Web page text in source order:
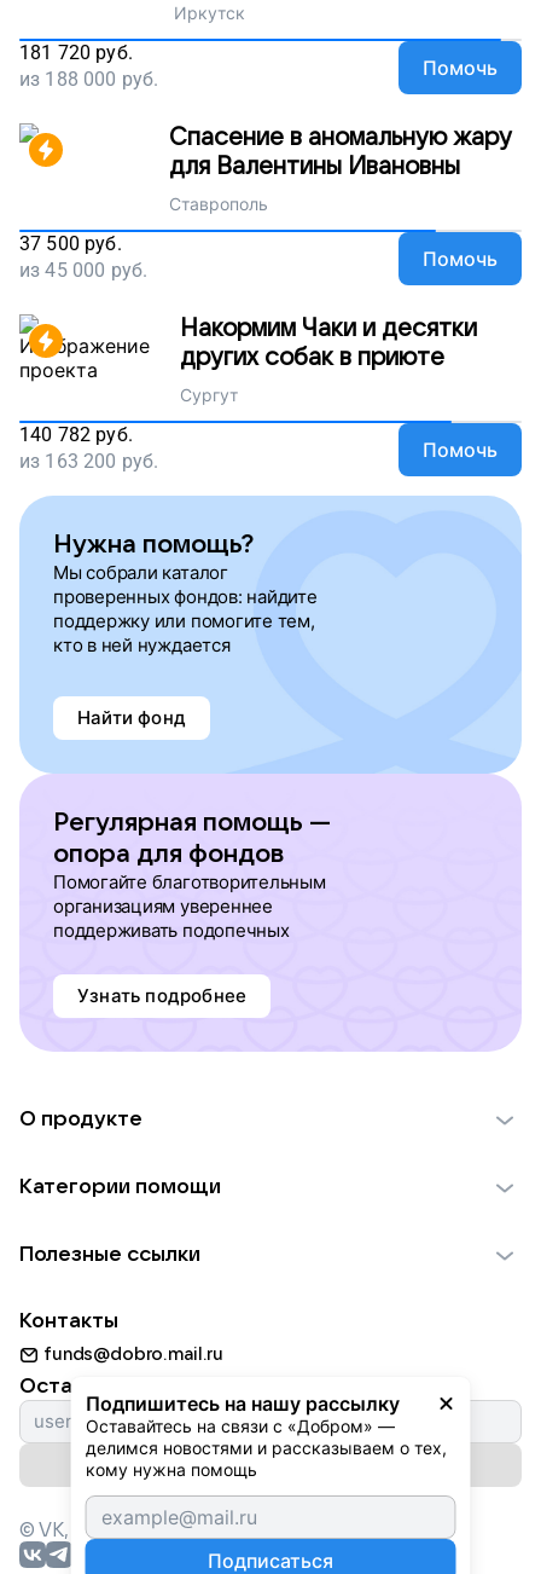
Иркутск
181 720 руб.
из 188 000 руб. Помочь
Спасение в аномальную жару
для Валентины Ивановны
Ставрополь
37 500 руб.
из45 000 руб. Помочь
Накормим Чаки и десятки
других собак в приюте
Сургут
140 782 руб.
из 163 200 руб. Помочь
Нужна помощь?
Мы собрали каталог
проверенных фондов: найдите
поддержку или помогите тем,
кто в ней нуждается
Найти фонд
Регулярная помощь —
опора для фондов
Помогайте благотворительным
организациям увереннее
поддерживать подопечных
Узнать подробнее
Подпишитесь на нашу рассылку
Оставайтесь на связи с «Добром» —
делимся новостями и рассказываем о тех,
кому нужна помощь
Подписаться
О продукте
Использование материалов
Для НКО
Партнерам
Категории помощи
Пожилым
Животным
Природе
Культуре
Фондам
Полезные ссылки
Добрый день
Истории
Автоплатежи
Контакты
funds@dobro.mail.ru
Оставайтесь с нами
Подписаться на рассылку
© VK, 2026г. Все права защищены.